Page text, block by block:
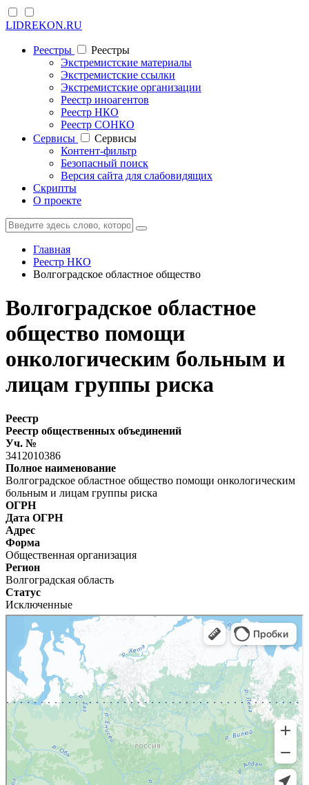
LIDREKON.RU
Реестры
Реестры
Экстремистские материалы
Экстремистские ссылки
Экстремистские организации
Реестр иноагентов
Реестр НКО
Реестр СОНКО
Cервисы
Cервисы
Контент-фильтр
Безопасный поиск
Версия сайта для слабовидящих
Скрипты
О проекте
Главная
Реестр НКО
Волгоградское областное общество
Волгоградское областное
общество помощи
онкологическим больным и
лицам группы риска
Реестр
Реестр общественных объединений
Уч. №
3412010386
Полное наименование
Волгоградское областное общество помощи онкологическим
больным и лицам группы риска
ОГРН
Дата ОГРН
Адрес
Форма
Общественная организация
Регион
Волгоградская область
Статус
Исключенные